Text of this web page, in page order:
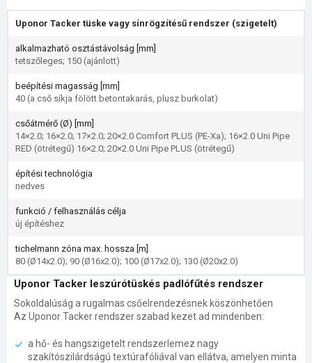
Uponor Tacker tüske vagy sínrögzítésű rendszer (szigetelt)
alkalmazható osztástávolság [mm]
tetszőleges; 150 (ajánlott)
beépítési magasság [mm]
40 (a cső síkja fölött betontakarás, plusz burkolat)
csőátmérő (Ø) [mm]
14×2.0; 16×2.0; 17×2.0; 20×2.0 Comfort PLUS (PE-Xa); 16×2.0 Uni Pipe
RED (ötrétegű) 16×2.0; 20×2.0 Uni Pipe PLUS (ötrétegű)
építési technológia
nedves
funkció / felhasználás célja
új építéshez
tichelmann zóna max. hossza [m]
80 (Ø14x2.0); 90 (Ø16x2.0); 100 (Ø17x2.0); 130 (Ø20x2.0)
Uponor Tacker leszúrótüskés padlófűtés rendszer
Sokoldalúság a rugalmas csőelrendezésnek köszönhetően
Az Uponor Tacker rendszer szabad kezet ad mindenben:
a hő- és hangszigetelt rendszerlemez nagy
szakítószilárdságú textúrafóliával van ellátva, amelyen minta